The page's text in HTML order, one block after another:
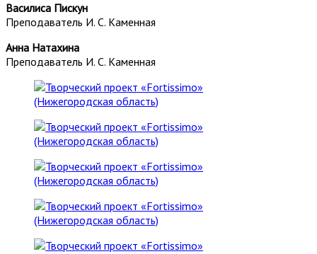
Василиса Пискун
Преподаватель И. С. Каменная
Анна Натахина
Преподаватель И. С. Каменная